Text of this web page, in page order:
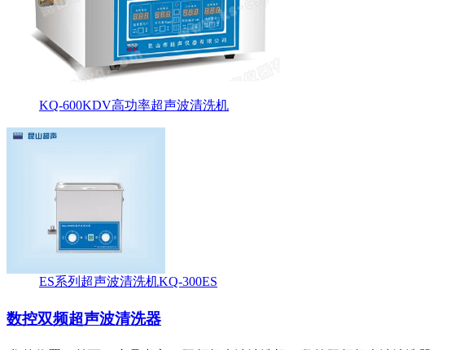
KQ-600KDV高功率超声波清洗机
ES系列超声波清洗机KQ-300ES
数控双频超声波清洗器